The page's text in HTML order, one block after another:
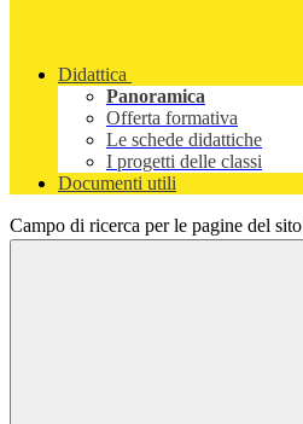
Didattica
Panoramica
Offerta formativa
Le schede didattiche
I progetti delle classi
Documenti utili
Campo di ricerca per le pagine del sito